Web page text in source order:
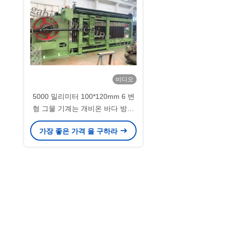
비디오
5000 밀리미터 100*120mm 6 변
형 그물 기계는 개비온 바다 방어
바구니를 활성화했습니다
가장 좋은 가격 을 구하라